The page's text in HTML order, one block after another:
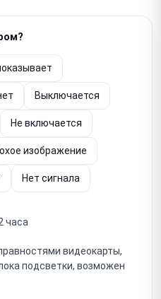
Выключается
Не включается
изображение
Нет сигнала
часа
видеокарты,
подсветки, возможен